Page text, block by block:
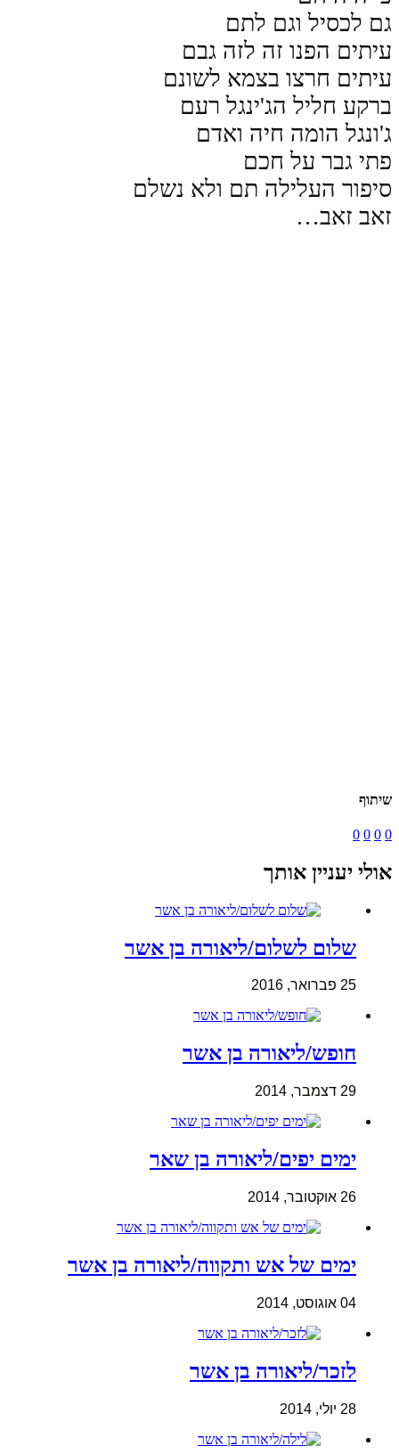
גם לכסיל וגם לתם
עיתים הפנו זה לזה גבם
עיתים חרצו בצמא לשונם
ברקע חליל הג'ינגל רעם
ג'ונגל הומה חיה ואדם
פתי גבר על חכם
סיפור העלילה תם ולא נשלם
זאב זאב…
שיתוף
0
0
0
0
אולי יעניין אותך
שלום לשלום/ליאורה בן אשר
25 פברואר, 2016
חופש/ליאורה בן אשר
29 דצמבר, 2014
ימים יפים/ליאורה בן שאר
26 אוקטובר, 2014
ימים של אש ותקווה/ליאורה בן אשר
04 אוגוסט, 2014
לזכר/ליאורה בן אשר
28 יולי, 2014